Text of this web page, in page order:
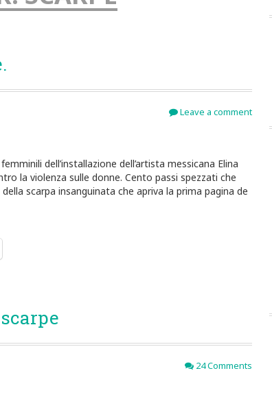
Leave a comment
dell’installazione dell’artista messicana Elina
la violenza sulle donne. Cento passi spezzati che
scarpa insanguinata che apriva la prima pagina de
24 Comments